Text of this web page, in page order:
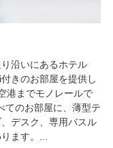
沿いにあるホテル
きのお部屋を提供し
港までモノレールで
てのお部屋に、薄型テ
デスク、専用バスル
ます。...